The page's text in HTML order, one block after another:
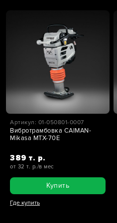
Артикул: 01-050801-0007
Вибротрамбовка CAIMAN-
Mikasa MTX-70E
389 т. р.
от 32 т. р./в мес
Купить
Где купить